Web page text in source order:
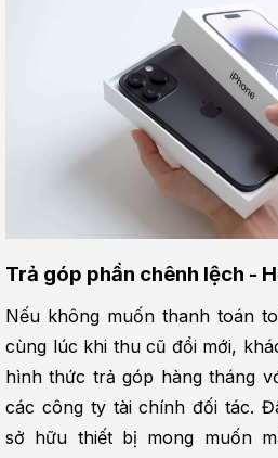
Trả góp phần chênh lệch -
Nếu không muốn thanh toán
cùng lúc khi thu cũ đổi mới,
hình thức trả góp hàng tháng
các công ty tài chính đối tác.
sở hữu thiết bị mong muốn